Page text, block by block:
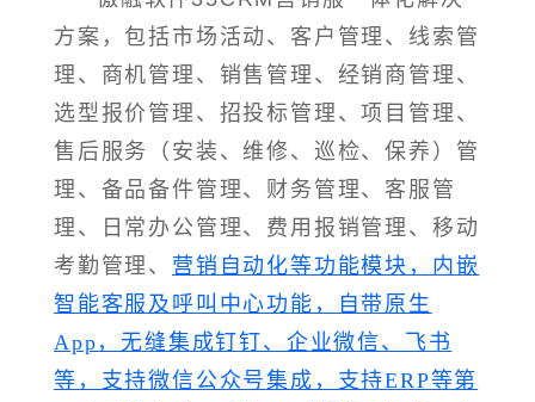
方案，包括市场活动、客户管理、线索管
理、商机管理、销售管理、经销商管理、
选型报价管理、招投标管理、项目管理、
售后服务（安装、维修、巡检、保养）管
理、备品备件管理、财务管理、客服管
理、日常办公管理、费用报销管理、移动
考勤管理、 营销自动化等功能模块，内嵌
智能客服及呼叫中心功能，自带原生
App，无缝集成钉钉、企业微信、飞书
等，支持微信公众号集成，支持ERP等第